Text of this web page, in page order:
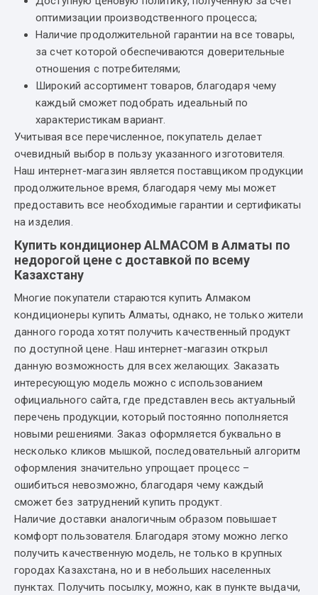
оптимизации производственного процесса;
Наличие продолжительной гарантии на все товары,
за счет которой обеспечиваются доверительные
отношения с потребителями;
Широкий ассортимент товаров, благодаря чему
каждый сможет подобрать идеальный по
характеристикам вариант.
Учитывая все перечисленное, покупатель делает
очевидный выбор в пользу указанного изготовителя.
Наш интернет-магазин является поставщиком продукции
продолжительное время, благодаря чему мы может
предоставить все необходимые гарантии и сертификаты
на изделия.
Купить кондиционер ALMACOM в Алматы по
недорогой цене с доставкой по всему
Казахстану
Многие покупатели стараются купить Алмаком
кондиционеры купить Алматы, однако, не только жители
данного города хотят получить качественный продукт
по доступной цене. Наш интернет-магазин открыл
данную возможность для всех желающих. Заказать
интересующую модель можно с использованием
официального сайта, где представлен весь актуальный
перечень продукции, который постоянно пополняется
новыми решениями. Заказ оформляется буквально в
несколько кликов мышкой, последовательный алгоритм
оформления значительно упрощает процесс –
ошибиться невозможно, благодаря чему каждый
сможет без затруднений купить продукт.
Наличие доставки аналогичным образом повышает
комфорт пользователя. Благодаря этому можно легко
получить качественную модель, не только в крупных
городах Казахстана, но и в небольших населенных
пунктах. Получить посылку, можно, как в пункте выдачи,